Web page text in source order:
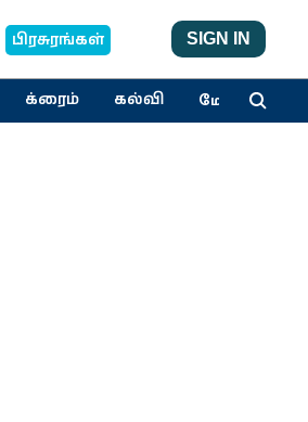
பிரசுரங்கள் SIGN IN
க்ரைம் கல்வி மேலும்